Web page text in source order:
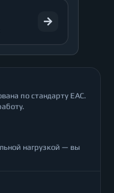
по стандарту ЕАС.
нагрузкой — вы